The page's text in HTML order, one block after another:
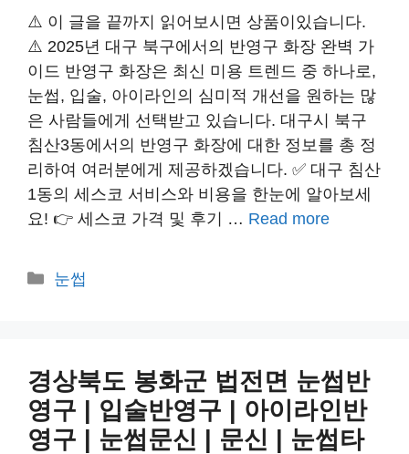
⚠️ 이 글을 끝까지 읽어보시면 상품이있습니다.
⚠️ 2025년 대구 북구에서의 반영구 화장 완벽 가
이드 반영구 화장은 최신 미용 트렌드 중 하나로,
눈썹, 입술, 아이라인의 심미적 개선을 원하는 많
은 사람들에게 선택받고 있습니다. 대구시 북구
침산3동에서의 반영구 화장에 대한 정보를 총 정
리하여 여러분에게 제공하겠습니다. ✅ 대구 침산
1동의 세스코 서비스와 비용을 한눈에 알아보세
요! 👉 세스코 가격 및 후기 … Read more
카
눈썹
경상북도 봉화군 법전면 눈썹반
영구 | 입술반영구 | 아이라인반
영구 | 눈썹문신 | 문신 | 눈썹타